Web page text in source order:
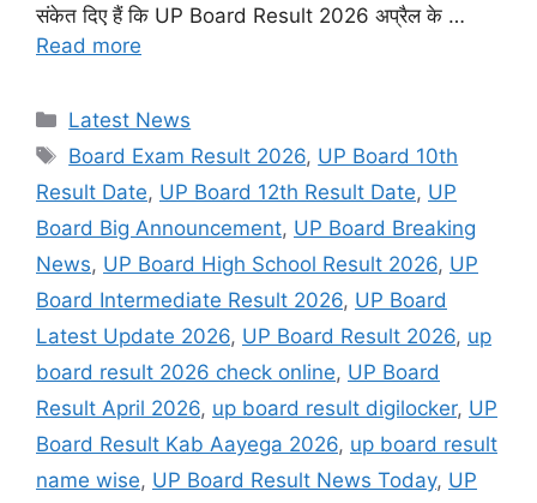
संकेत दिए हैं कि UP Board Result 2026 अप्रैल के …
Read more
Categories
Latest News
Tags
Board Exam Result 2026, UP Board 10th
Result Date, UP Board 12th Result Date, UP
Board Big Announcement, UP Board Breaking
News, UP Board High School Result 2026, UP
Board Intermediate Result 2026, UP Board
Latest Update 2026, UP Board Result 2026, up
board result 2026 check online, UP Board
Result April 2026, up board result digilocker, UP
Board Result Kab Aayega 2026, up board result
name wise, UP Board Result News Today, UP